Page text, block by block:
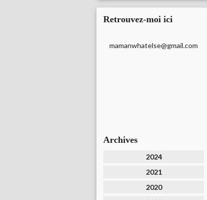
Retrouvez-moi ici
mamanwhatelse@gmail.com
Archives
2024
2021
2020